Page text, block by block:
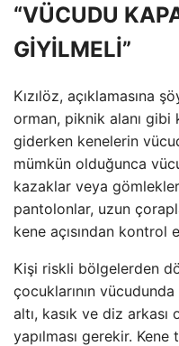
“VÜCUDU
GİYİLMELİ”
Kızılöz, açıklamasına
orman, piknik alanı
giderken kenelerin
mümkün olduğunca
kazaklar veya
pantolonlar, uzun
kene açısından kontrol
Kişi riskli bölgelerden
çocuklarının
altı, kasık ve diz
yapılması gerekir. Kene